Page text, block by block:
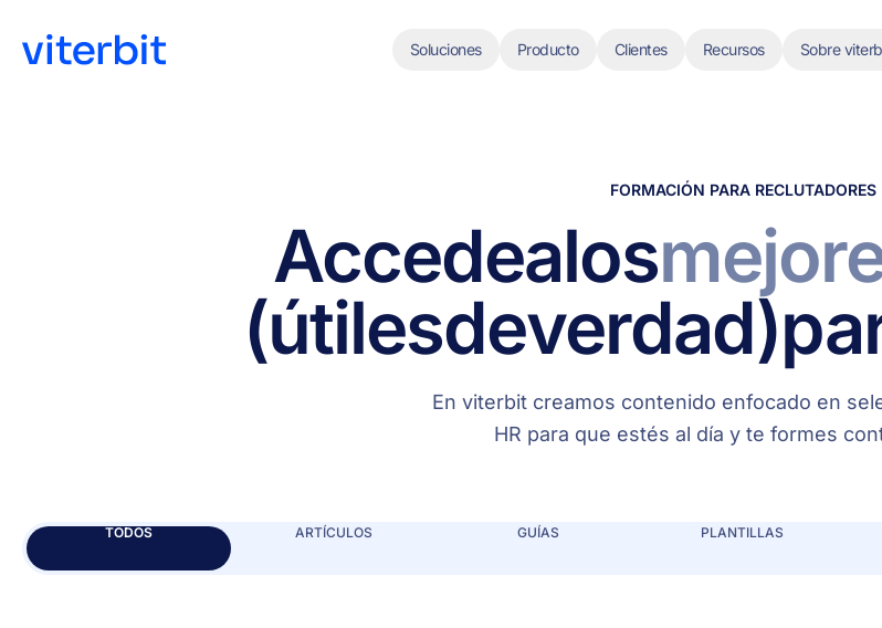
Soluciones Producto Clientes Recursos Sobre
FORMACIÓN PARA RECLUTADORES
Accedealos
(útilesdeverdad)
En viterbit creamos contenido enfocado en
HR para que estés al día y te formes
TODOS ARTÍCULOS GUÍAS PLANTILLAS